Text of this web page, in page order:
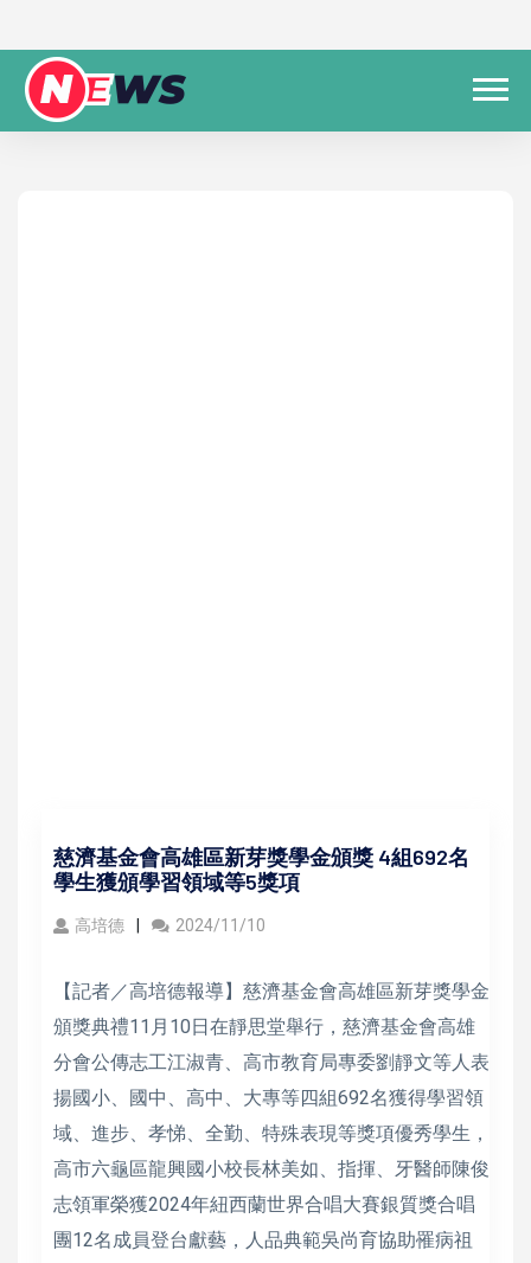
慈濟基金會高雄區新芽獎學金頒獎 4組692名
學生獲頒學習領域等5獎項
高培德 2024/11/10
【記者／高培德報導】慈濟基金會高雄區新芽獎學金
頒獎典禮11月10日在靜思堂舉行，慈濟基金會高雄
分會公傳志工江淑青、高市教育局專委劉靜文等人表
揚國小、國中、高中、大專等四組692名獲得學習領
域、進步、孝悌、全勤、特殊表現等獎項優秀學生，
高市六龜區龍興國小校長林美如、指揮、牙醫師陳俊
志領軍榮獲2024年紐西蘭世界合唱大賽銀質獎合唱
團12名成員登台獻藝，人品典範吳尚育協助罹病祖